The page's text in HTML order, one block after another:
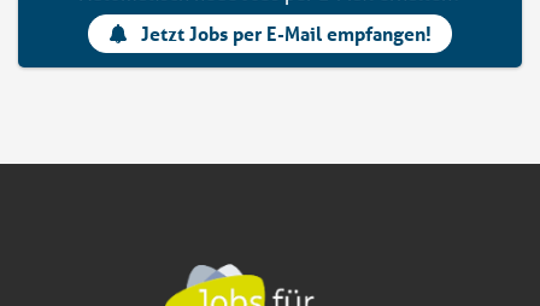
Jetzt Jobs per E-Mail empfangen!